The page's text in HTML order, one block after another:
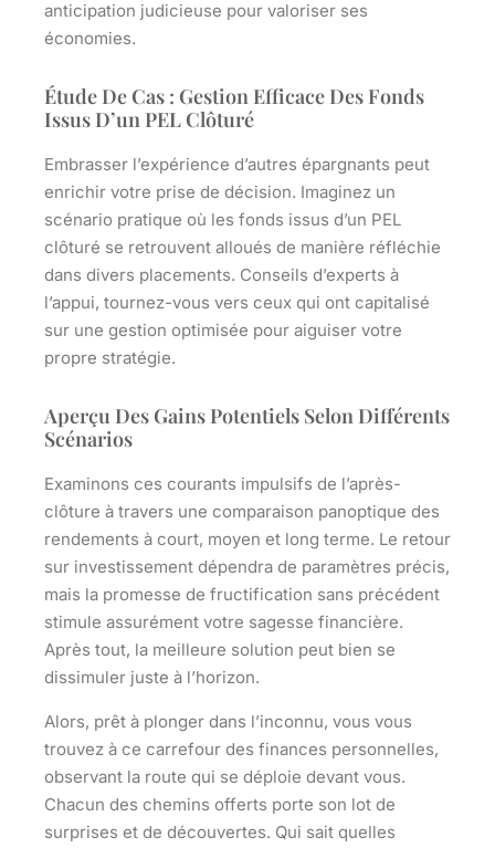
anticipation judicieuse pour valoriser ses
économies.
Étude De Cas : Gestion Efficace Des Fonds
Issus D’un PEL Clôturé
Embrasser l’expérience d’autres épargnants peut
enrichir votre prise de décision. Imaginez un
scénario pratique où les fonds issus d’un PEL
clôturé se retrouvent alloués de manière réfléchie
dans divers placements. Conseils d’experts à
l’appui, tournez-vous vers ceux qui ont capitalisé
sur une gestion optimisée pour aiguiser votre
propre stratégie.
Aperçu Des Gains Potentiels Selon Différents
Scénarios
Examinons ces courants impulsifs de l’après-
clôture à travers une comparaison panoptique des
rendements à court, moyen et long terme. Le retour
sur investissement dépendra de paramètres précis,
mais la promesse de fructification sans précédent
stimule assurément votre sagesse financière.
Après tout, la meilleure solution peut bien se
dissimuler juste à l’horizon.
Alors, prêt à plonger dans l’inconnu, vous vous
trouvez à ce carrefour des finances personnelles,
observant la route qui se déploie devant vous.
Chacun des chemins offerts porte son lot de
surprises et de découvertes. Qui sait quelles